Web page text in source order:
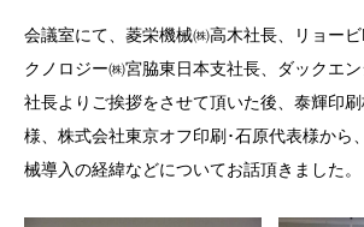
会議室にて、菱栄機械㈱高木社長、リョー
クノロジー㈱宮脇東日本支社長、ダックエ
社長よりご挨拶をさせて頂いた後、泰輝印
様、株式会社東京オフ印刷･石原代表様から
械導入の経緯などについてお話頂きました。